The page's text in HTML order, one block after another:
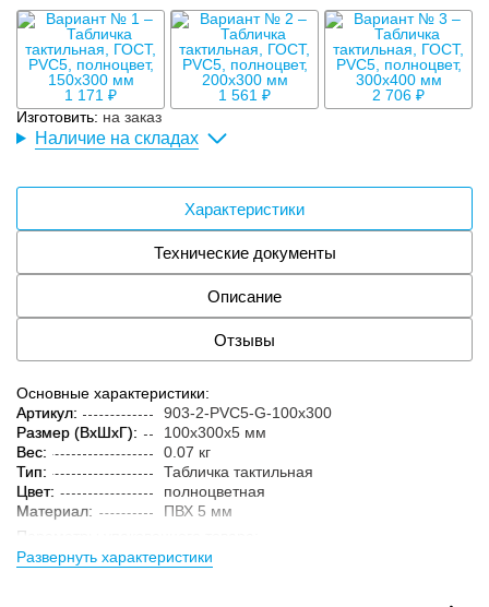
Изготовить: на заказ
1 171 ₽ 1 561 ₽ 2 706 ₽
Наличие на складах
Характеристики
Технические документы
Описание
Отзывы
Основные характеристики:
Артикул:
903-2-PVC5-G-100x300
Размер (ВxШxГ):
100x300x5 мм
Вес:
0.07 кг
Тип:
Табличка тактильная
Цвет:
полноцветная
Материал:
ПВХ 5 мм
Параметры упакованного товара:
Размер (ВxШxГ):
110x310x15 мм
Развернуть характеристики